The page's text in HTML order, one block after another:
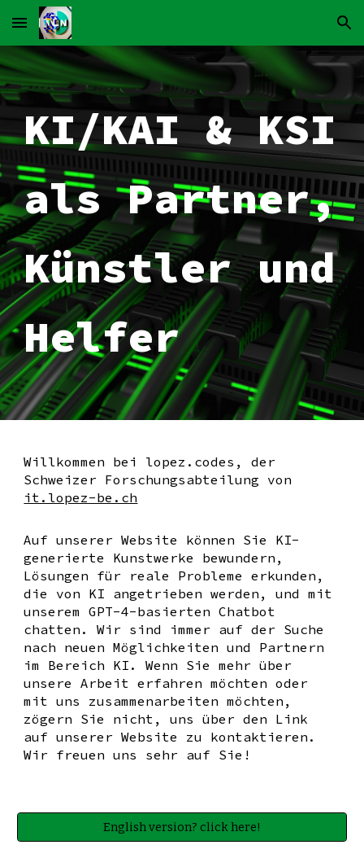
Skip to main content Skip to navigation
KI/KAI & KSI
als Partner,
Künstler und
Helfer
Willkommen bei lopez .codes, der
Schweizer Forschungsabteilung von
it.lopez-be.ch
Auf unserer Website können Sie KI-
generierte Kunstwerke bewundern,
Lösungen für reale Probleme erkunden,
die von KI angetrieben werden, und mit
unserem GPT-4-basierten Chatbot
chatten. Wir sind immer auf der Suche
nach neuen Möglichkeiten und Partnern
im Bereich KI. Wenn Sie mehr über
unsere Arbeit erfahren möchten oder
mit uns zusammenarbeiten möchten,
zögern Sie nicht, uns über den Link
auf unserer Website zu kontaktieren.
Wir freuen uns sehr auf Sie!
English version? click here!